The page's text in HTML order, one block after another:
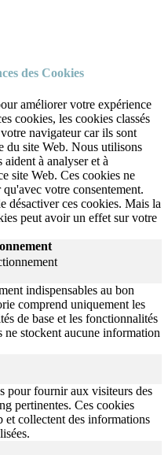
des Cookies
améliorer votre expérience
cookies, les cookies classés
navigateur car ils sont
du site Web. Nous utilisons
à analyser et à
site Web. Ces cookies ne
votre consentement.
désactiver ces cookies. Mais la
peut avoir un effet sur votre
indispensables au bon
comprend uniquement les
de base et les fonctionnalités
ne stockent aucune information
pour fournir aux visiteurs des
pertinentes. Ces cookies
et collectent des informations